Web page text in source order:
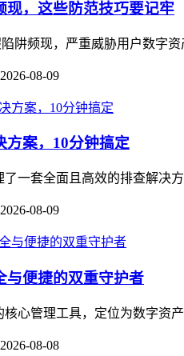
现，这些防范技巧要记牢
阱频现，严重威胁用户数字
2026-08-09
方案，10分钟搞定
一套全面且高效的排查解决
2026-08-09
与便捷的双重守护者
心管理工具，定位为数字
2026-08-08